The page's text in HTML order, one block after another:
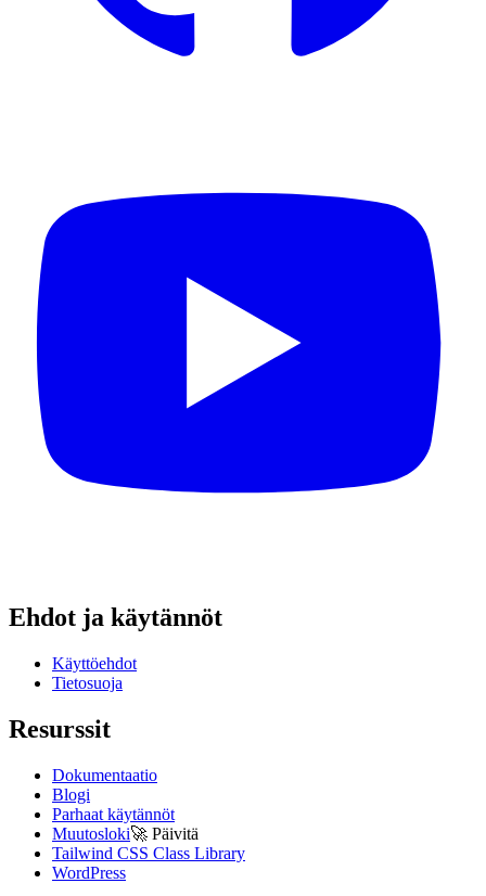
Ehdot ja käytännöt
Käyttöehdot
Tietosuoja
Resurssit
Dokumentaatio
Blogi
Parhaat käytännöt
Muutosloki🚀 Päivitä
Tailwind CSS Class Library
WordPress